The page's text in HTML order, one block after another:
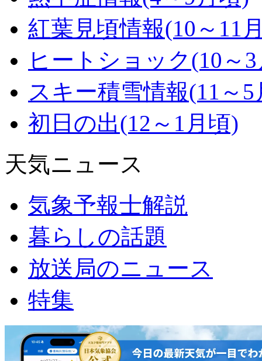
紅葉見頃情報(10～11
ヒートショック(10～
スキー積雪情報(11～5
初日の出(12～1月頃)
天気ニュース
気象予報士解説
暮らしの話題
放送局のニュース
特集